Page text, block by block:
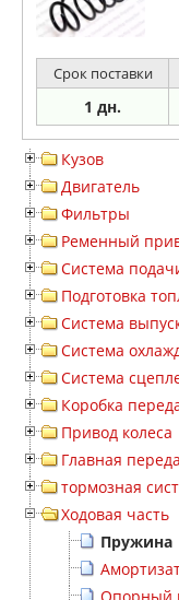
Срок поставки
1 дн.
Кузов
Двигатель
Фильтры
Ременный
Система
Подготовка
Система
Система
Система
Коробка
Привод колеса
Главная
тормозная
Ходовая часть
Пружина